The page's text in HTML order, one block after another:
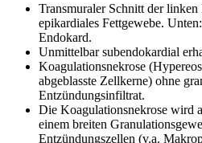
Transmuraler Schnitt der linken
epikardiales Fettgewebe.
Endokard.
Unmittelbar subendokardial
Koagulationsnekrose
abgeblasste Zellkerne) ohne
Entzündungsinfiltrat.
Die Koagulationsnekrose wird
einem breiten
Entzündungszellen (v.a.